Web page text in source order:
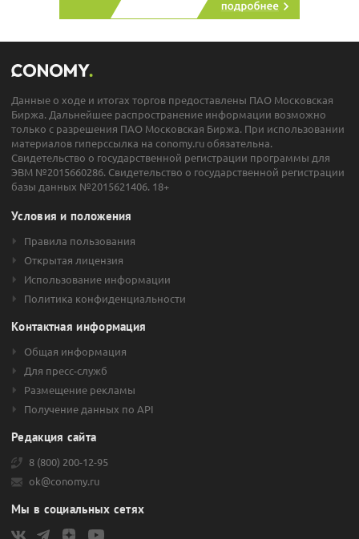
Данные о ходе и итогах торгов предоставлены ПАО Московская
Биржа. Дальнейшее распространение информации возможно
только с разрешения ПАО Московская Биржа. При использовании
материалов гиперссылка на conomy.ru обязательна.
Свидетельство о государственной регистрации программы для
ЭВМ №2015660286. Свидетельство о государственной регистрации
базы данных №2015621406. 18+
Условия и положения
Правила пользования
Открытая лицензия
Использование информации
Политика конфиденциальности
Контактная информация
Общая информация
Для пресс-служб
Размещение рекламы
Получение данных по API
Редакция сайта
8 (800) 200-12-95
ok@conomy.ru
Мы в социальных сетях